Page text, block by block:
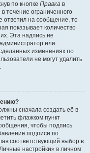
по кнопке Правка в
течение ограниченного
ответил на сообщение, то
показывает количество
Эта надпись не
или
изменениях по
не могут удалить
сначала создать её в
флажком пункт
чтобы подпись
подписи по
соответствующий выбор в
настройки» в личном